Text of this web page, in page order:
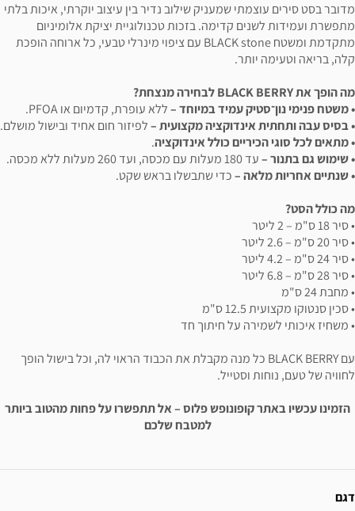
מדובר בסט סירים עוצמתי שמעניק שילוב נדיר בין עיצוב יוקרתי, איכות בלתי
מתפשרת ועמידות לשנים קדימה. בזכות טכנולוגיית יציקת אלומיניום
מתקדמת ומשטח BLACK stone עם ציפוי מינרלי טבעי, כל ארוחה הופכת
קלה, בריאה וטעימה יותר.
מה הופך את BLACK BERRY לבחירה מנצחת?
• משטח פנימי נון־סטיק עמיד במיוחד –ללא עופרת, קדמיום או PFOA.
• בסיס עבה ותחתית אינדוקציה מקצועית –לפיזור חום אחיד ובישול מושלם.
• מתאים לכל סוגי הכיריים כולל אינדוקציה.
• שימוש גם בתנור –עד 180 מעלות עם מכסה, ועד 260 מעלות ללא מכסה.
• שנתיים אחריות מלאה –כדי שתבשלו בראש שקט.
מה כולל הסט?
• סיר 18 ס"מ – 2 ליטר
• סיר 20 ס"מ – 2.6 ליטר
• סיר 24 ס"מ – 4.2 ליטר
• סיר 28 ס"מ – 6.8 ליטר
• מחבת 24 ס"מ
• סכין סנטוקו מקצועית 12.5 ס"מ
• משחיז איכותי לשמירה על חיתוך חד
עם BLACK BERRY כל מנה מקבלת את הכבוד הראוי לה, וכל בישול הופך
לחוויה של טעם, נוחות וסטייל.
הזמינו עכשיו באתר קופונופש פלוס – אל תתפשרו על פחות מהטוב ביותר
למטבח שלכם
דגם